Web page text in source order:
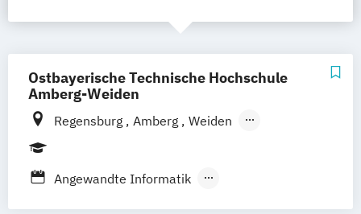
Ostbayerische Technische Hochschule
Amberg-Weiden
Regensburg Amberg
Weiden
Angewandte Informatik